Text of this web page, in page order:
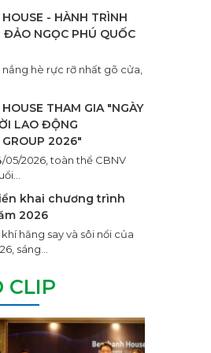
- HÀNH TRÌNH
ĐẢO NGỌC PHÚ QUỐC
hè rực rỡ nhất gõ cửa,
THAM GIA "NGÀY
LAO ĐỘNG
2026"
05/2026, toàn thể CBNV
khai chương trình
2026
hăng say và sôi nổi của
sáng...
CLIP